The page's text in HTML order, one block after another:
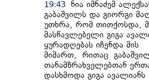
19:43 ნია იმნაძემ
გაბაშვილს და გიორგი
უთხრა, რომ თითქოსდა,
მასწავლებელი გიგა
ყურადღებას იჩენდა მის
მიმართ, რითაც
თანამზრახველებთან
დასხმოდა გიგა ავალიანს